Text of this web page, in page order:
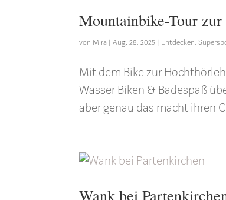
Mountainbike-Tour
von Mira |Aug. 28, 2025 | Entdecken,
Mit dem Bike zur
Wasser Biken & Badespaß
aber genau das macht ihren
Wank bei